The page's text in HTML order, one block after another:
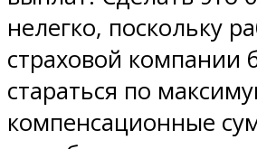
нелегко, поскольку
страховой компании
стараться по
компенсационные